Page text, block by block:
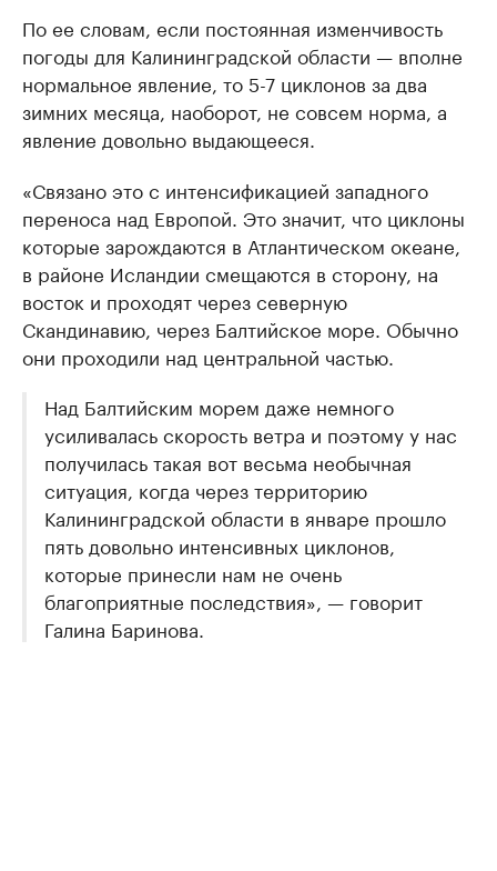
По ее словам, если постоянная изменчивость
погоды для Калининградской области — вполне
нормальное явление, то 5-7 циклонов за два
зимних месяца, наоборот, не совсем норма, а
явление довольно выдающееся.
«Связано это с интенсификацией западного
переноса над Европой. Это значит, что циклоны
которые зарождаются в Атлантическом океане,
в районе Исландии смещаются в сторону, на
восток и проходят через северную
Скандинавию, через Балтийское море. Обычно
они проходили над центральной частью.
Над Балтийским морем даже немного
усиливалась скорость ветра и поэтому у нас
получилась такая вот весьма необычная
ситуация, когда через территорию
Калининградской области в январе прошло
пять довольно интенсивных циклонов,
которые принесли нам не очень
благоприятные последствия», — говорит
Галина Баринова.